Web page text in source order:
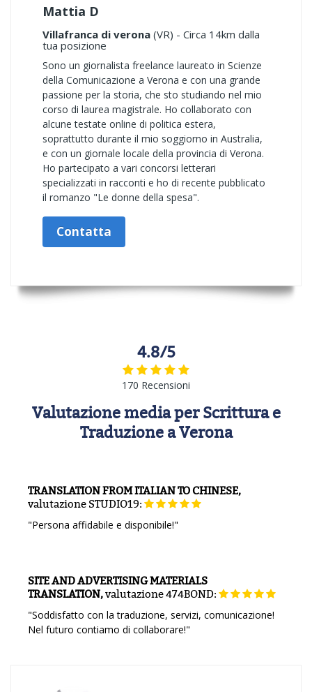
Mattia D
Villafranca di verona (VR) - Circa 14km dalla
tua posizione
Sono un giornalista freelance laureato in Scienze
della Comunicazione a Verona e con una grande
passione per la storia, che sto studiando nel mio
corso di laurea magistrale. Ho collaborato con
alcune testate online di politica estera,
soprattutto durante il mio soggiorno in Australia,
e con un giornale locale della provincia di Verona.
Ho partecipato a vari concorsi letterari
specializzati in racconti e ho di recente pubblicato
il romanzo "Le donne della spesa".
Contatta
4.8/5
170 Recensioni
Valutazione media per Scrittura e
Traduzione a Verona
TRANSLATION FROM ITALIAN TO CHINESE,
valutazioneSTUDIO19:
"Persona affidabile e disponibile!"
SITE AND ADVERTISING MATERIALS
TRANSLATION,valutazione474BOND:
"Soddisfatto con la traduzione, servizi, comunicazione!
Nel futuro contiamo di collaborare!"